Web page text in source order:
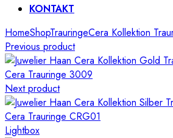
KONTAKT
HomeShopTrauringeCera Kollektion
Previous product
Cera Trauringe 3009
Next product
Cera Trauringe CRG01
Lightbox